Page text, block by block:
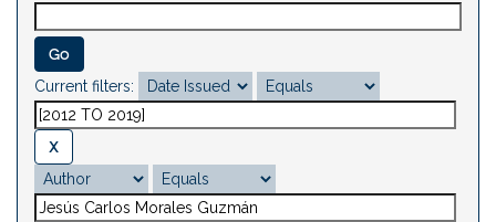
Current filters: